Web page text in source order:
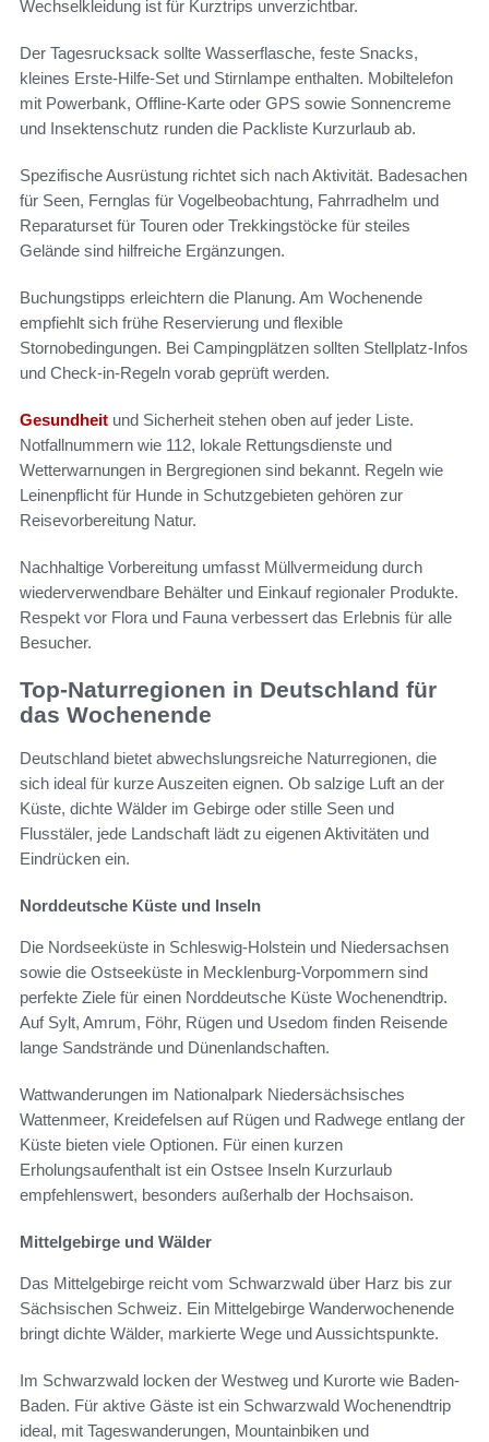
Wechselkleidung ist für Kurztrips unverzichtbar.
Der Tagesrucksack sollte Wasserflasche, feste Snacks,
kleines Erste-Hilfe-Set und Stirnlampe enthalten. Mobiltelefon
mit Powerbank, Offline-Karte oder GPS sowie Sonnencreme
und Insektenschutz runden die Packliste Kurzurlaub ab.
Spezifische Ausrüstung richtet sich nach Aktivität. Badesachen
für Seen, Fernglas für Vogelbeobachtung, Fahrradhelm und
Reparaturset für Touren oder Trekkingstöcke für steiles
Gelände sind hilfreiche Ergänzungen.
Buchungstipps erleichtern die Planung. Am Wochenende
empfiehlt sich frühe Reservierung und flexible
Stornobedingungen. Bei Campingplätzen sollten Stellplatz-Infos
und Check-in-Regeln vorab geprüft werden.
Gesundheit und Sicherheit stehen oben auf jeder Liste.
Notfallnummern wie 112, lokale Rettungsdienste und
Wetterwarnungen in Bergregionen sind bekannt. Regeln wie
Leinenpflicht für Hunde in Schutzgebieten gehören zur
Reisevorbereitung Natur.
Nachhaltige Vorbereitung umfasst Müllvermeidung durch
wiederverwendbare Behälter und Einkauf regionaler Produkte.
Respekt vor Flora und Fauna verbessert das Erlebnis für alle
Besucher.
Top-Naturregionen in Deutschland für
das Wochenende
Deutschland bietet abwechslungsreiche Naturregionen, die
sich ideal für kurze Auszeiten eignen. Ob salzige Luft an der
Küste, dichte Wälder im Gebirge oder stille Seen und
Flusstäler, jede Landschaft lädt zu eigenen Aktivitäten und
Eindrücken ein.
Norddeutsche Küste und Inseln
Die Nordseeküste in Schleswig-Holstein und Niedersachsen
sowie die Ostseeküste in Mecklenburg-Vorpommern sind
perfekte Ziele für einen Norddeutsche Küste Wochenendtrip.
Auf Sylt, Amrum, Föhr, Rügen und Usedom finden Reisende
lange Sandstrände und Dünenlandschaften.
Wattwanderungen im Nationalpark Niedersächsisches
Wattenmeer, Kreidefelsen auf Rügen und Radwege entlang der
Küste bieten viele Optionen. Für einen kurzen
Erholungsaufenthalt ist ein Ostsee Inseln Kurzurlaub
empfehlenswert, besonders außerhalb der Hochsaison.
Mittelgebirge und Wälder
Das Mittelgebirge reicht vom Schwarzwald über Harz bis zur
Sächsischen Schweiz. Ein Mittelgebirge Wanderwochenende
bringt dichte Wälder, markierte Wege und Aussichtspunkte.
Im Schwarzwald locken der Westweg und Kurorte wie Baden-
Baden. Für aktive Gäste ist ein Schwarzwald Wochenendtrip
ideal, mit Tageswanderungen, Mountainbiken und